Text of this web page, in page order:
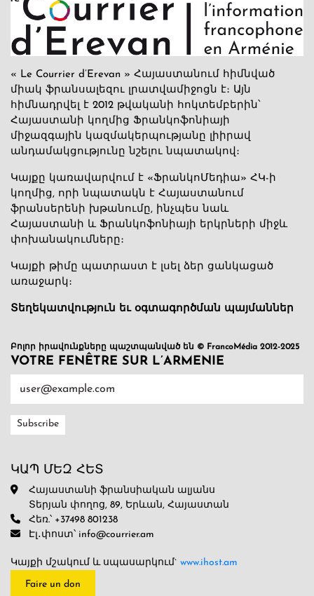
« Le Courrier d’Erevan » Հայաստանում հիմնված
միակ ֆրանսալեզու լրատվամիջոցն է։ Այն
հիմնադրվել է 2012 թվականի հոկտեմբերին՝
Հայաստանի կողմից Ֆրանկոֆոնիայի
միջազգային կազմակերպությանը լիիրավ
անդամակցությունը նշելու նպատակով։
Կայքը կառավարվում է «ՖրանկոՄեդիա» ՀԿ-ի
կողմից, որի նպատակն է Հայաստանում
ֆրանսերենի խթանումը, ինչպես նաև
Հայաստանի և Ֆրանկոֆոնիայի երկրների միջև
փոխանակումները։
Կայքի թիմը պատրաստ է լսել ձեր ցանկացած
առաջարկ։
Տեղեկատվություն եւ օգտագործման պայմաններ
Բոլոր իրավունքները պաշտպանված են © FrancoMédia 2012-2025
VOTRE FENÊTRE SUR L’ARMENIE
ԿԱՊ ՄԵԶ ՀԵՏ
Հայաստանի ֆրանսիական ալյանս
Տերյան փողոց, 89, Երևան, Հայաստան
Հեռ.՝ +37498 801238
Էլ․փոստ՝ info@courrier.am
Կայքի մշակում և սպասարկում` www.ihost.am
Faire un don